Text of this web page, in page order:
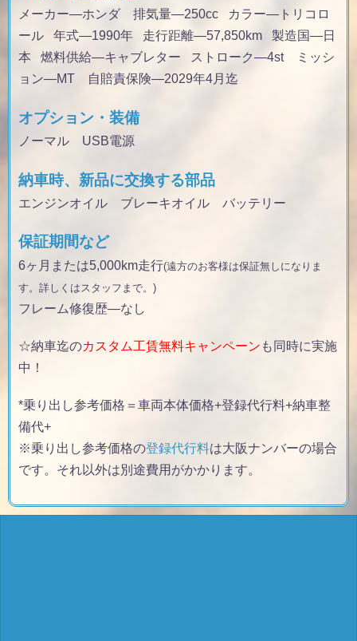
メーカー—ホンダ 排気量—250cc カラー—トリコロ
ール 年式—1990年 走行距離—57,850km 製造国—日
本 燃料供給—キャブレター ストローク—4st
ミッシ
ョン—MT 自賠責保険—2029年4月迄
オプション・装備
ノーマル USB電源
納車時、新品に交換する部品
エンジンオイル ブレーキオイル バッテリー
保証期間など
6ヶ月または5,000km走行(遠方のお客様は保証無しになりま
す。詳しくはスタッフまで。)
フレーム修復歴—なし
☆納車迄のカスタム工賃無料キャンペーン も同時に実施
中！
*乗り出し参考価格＝車両本体価格+登録代行料+納車整
備代+
※乗り出し参考価格の登録代行料は大阪ナンバーの場合
です。それ以外は別途費用がかかります。